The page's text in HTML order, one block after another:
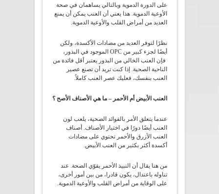
على الدورة الدموية وبالتالي يساهمان في صحة
الأوعية الدموية. هذا يعني أن العنب يمكن أن يمنع
العديد من أمراض القلب والأوعية الدموية.
نظرًا لتوفر العديد من مضادات الأكسدة، ولكن
أيضًا لجزء كبير من OPC الموجود في البذور،
فإن العنب الخالي من البذور يعتبر أقل فائدة من
الناحية الصحية. إذا كنت تريد أن تصنع عصير
العنب بنفسك، فعليك عصر العنب كاملاً.
العنب الأبيض أم الأحمر – ما هي الأصناف الأصح ؟
عندما يتعلق الأمر بالفوائد الصحية، يلعب لون
العنب أيضًا دورًا في اختيار الأصناف. أصناف
العنب الأزرق والأحمر تحتوي على مضادات
أكسدة أكثر بكثير من العنب الأبيض.
من هنا يقال أن النبيذ الأحمر يقوّي الصحة. عند
تناوله باعتدال، يكون قادرا، من بين أمور أخرى،
على الوقاية من أمراض القلب والأوعية الدموية.